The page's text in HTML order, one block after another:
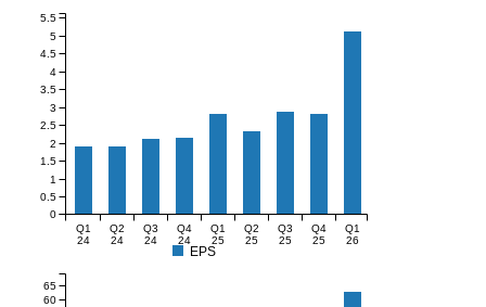
Q1
24
Q2
24
Q3
24
Q4
24
Q1
25
Q2
25
Q3
25
Q4
25
Q1
26
0
0.5
1
1.5
2
2.5
3
3.5
4
4.5
5
5.5
EPS
60
65